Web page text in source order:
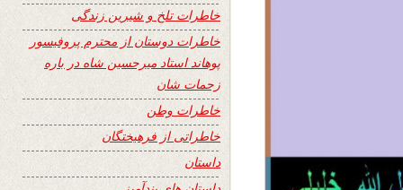
خاطرات تلخ و شیرین زندگی
خاطرات دوستان از محترم پروفیسور
پوهاند استاد میرحسین شاه در باره
زحمات شان
خاطرات وطن
خاطراتی از فرهیختگان
داستان